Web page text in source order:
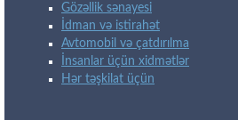
Gözəllik sənayesi
İdman və istirahət
Avtomobil və çatdırılma
İnsanlar üçün xidmətlər
Hər təşkilat üçün